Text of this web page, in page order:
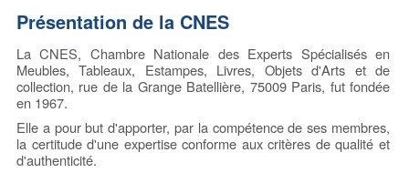
Présentation de la CNES
La CNES, Chambre Nationale des Experts Spécialisés en
Meubles, Tableaux, Estampes, Livres, Objets d'Arts et de
collection, rue de la Grange Batellière, 75009 Paris, fut fondée
en 1967.
Elle a pour but d'apporter, par la compétence de ses membres,
la certitude d'une expertise conforme aux critères de qualité et
d'authenticité.